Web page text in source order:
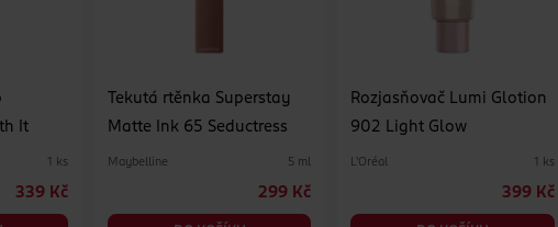
It
1 ks
339 Kč
Tekutá rtěnka Superstay
Matte Ink 65 Seductress
Maybelline 5 ml
299 Kč
Rozjasňovač Lumi Glotion
902 Light Glow
L'Oréal 1 ks
399 Kč